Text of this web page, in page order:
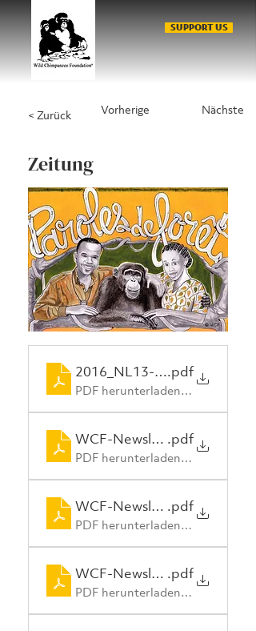
SUPPORT US
< Zurück Vorherige Nächste
Zeitung
2016_NL13- .pdf
PDF herunterladen • 5.85MB
WCF-Newsletter_12_en
.pdf
PDF herunterladen • 3.97MB
WCF-Newsletter_11_en
.pdf
PDF herunterladen • 4.50MB
WCF-Newsletter_10_en
.pdf
PDF herunterladen • 3.85MB